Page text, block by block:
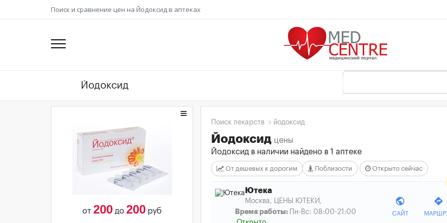
Поиск и сравнение цен на Йодоксид в аптеках
от 200 до 200 руб
Поиск лекарств йодоксид
Йодоксид цены
Йодоксид в наличии найдено в 1 аптеке
От дешевых к дорогим Поблизости Открыто сейчас
Ютека
Москва, ЦЕНЫ ЮТЕКИ ,
Время работы:
Пн-Вс: 08:00-21:00
public
САЙТ
directions